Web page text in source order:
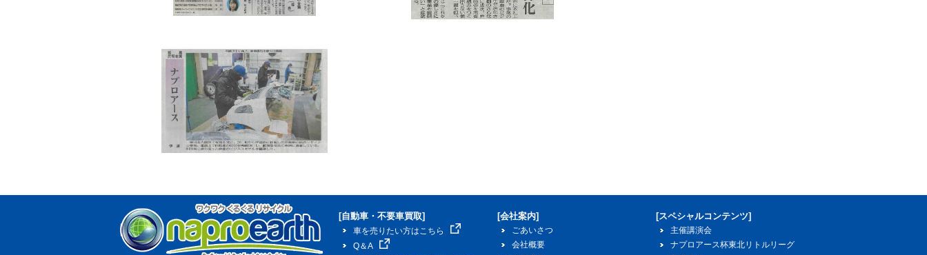
[自動車・不要車買取]
車を売りたい方はこちら
Q＆A
[会社案内]
ごあいさつ
会社概要
[スペシャルコンテンツ]
主催講演会
ナプロアース杯東北リトルリーグ